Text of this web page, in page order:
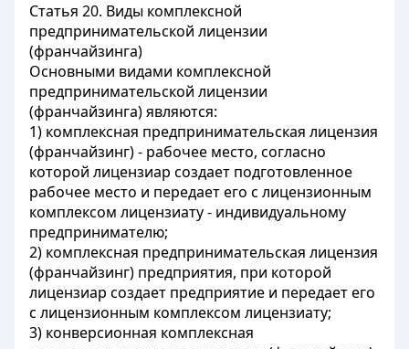
Статья 20. Виды комплексной
предпринимательской лицензии
(франчайзинга)
Основными видами комплексной
предпринимательской лицензии
(франчайзинга) являются:
1) комплексная предпринимательская лицензия
(франчайзинг) - рабочее место, согласно
которой лицензиар создает подготовленное
рабочее место и передает его с лицензионным
комплексом лицензиату - индивидуальному
предпринимателю;
2) комплексная предпринимательская лицензия
(франчайзинг) предприятия, при которой
лицензиар создает предприятие и передает его
с лицензионным комплексом лицензиату;
3) конверсионная комплексная